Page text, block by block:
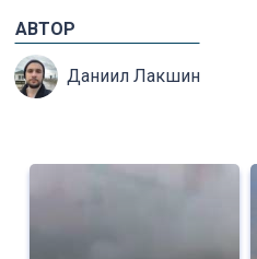
АВТОР
Даниил Лакшин